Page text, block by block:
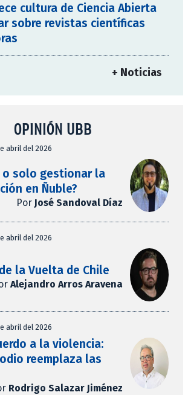
cultura de Ciencia Abierta
sobre revistas científicas
+ Noticias
OPINIÓN UBB
abril del 2026
o solo gestionar la
en Ñuble?
Por José Sandoval Díaz
abril del 2026
la Vuelta de Chile
Alejandro Arros Aravena
abril del 2026
a la violencia:
reemplaza las
Rodrigo Salazar Jiménez